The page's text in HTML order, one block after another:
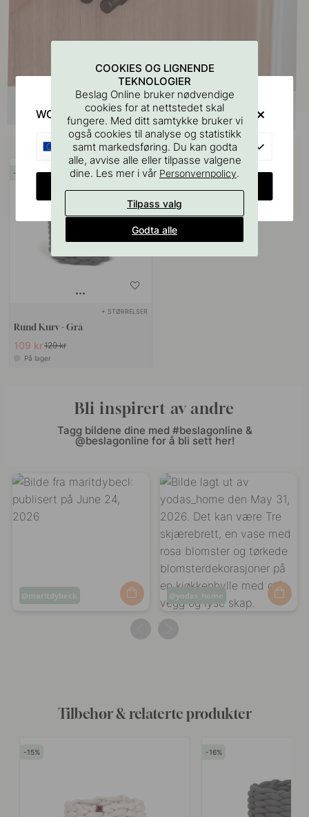
Kjøp sammen med
+ STØRRELSER
Rund Kurv - Grå
109 kr129 kr
På lager
Bli inspirert av andre
Tagg bildene dine med #beslagonline &
@beslagonline for å bli sett her!
Innlegg
maritdybeck
Innlegg
publisert
av
yodas_home
Tilbehør & relaterte produkter
15 16
COOKIES OG LIGNENDE
TEKNOLOGIER
Beslag Online bruker nødvendige
cookies for at nettstedet skal
fungere. Med ditt samtykke bruker vi
også cookies til analyse og statistikk
samt markedsføring. Du kan godta
alle, avvise alle eller tilpasse valgene
dine. Les mer i vår Personvernpolicy.
Tilpass valg
Godta alle
WOULD YOU RATHER VISIT?
EU